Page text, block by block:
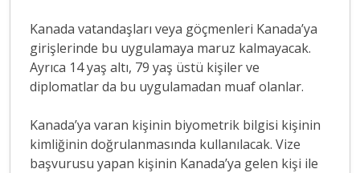
Kanada vatandaşları veya göçmenleri Kanada’ya
girişlerinde bu uygulamaya maruz kalmayacak.
Ayrıca 14 yaş altı, 79 yaş üstü kişiler ve
diplomatlar da bu uygulamadan muaf olanlar.
Kanada’ya varan kişinin biyometrik bilgisi kişinin
kimliğinin doğrulanmasında kullanılacak. Vize
başvurusu yapan kişinin Kanada’ya gelen kişi ile